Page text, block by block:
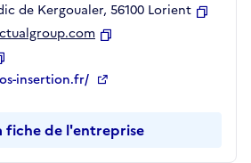
de Kergoualer, 56100 Lorient
insertion.fr/
fiche de l'entreprise